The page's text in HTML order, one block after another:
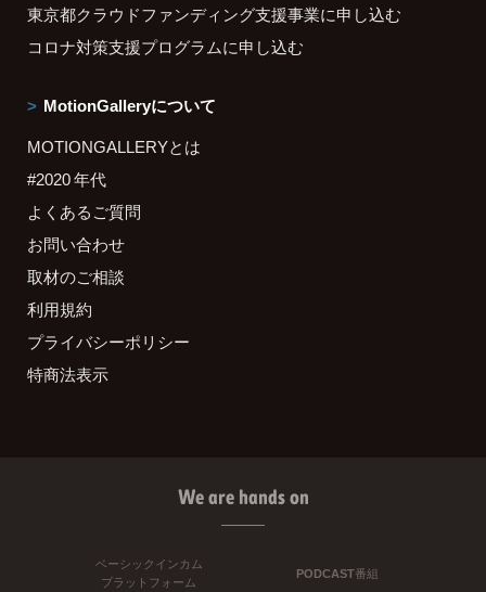
東京都クラウドファンディング支援事業に申し込む
コロナ対策支援プログラムに申し込む
MotionGalleryについて
MOTIONGALLERYとは
#2020 年代
よくあるご質問
お問い合わせ
取材のご相談
利用規約
プライバシーポリシー
特商法表示
We are hands on
ベーシックインカム
プラットフォーム
PODCAST番組